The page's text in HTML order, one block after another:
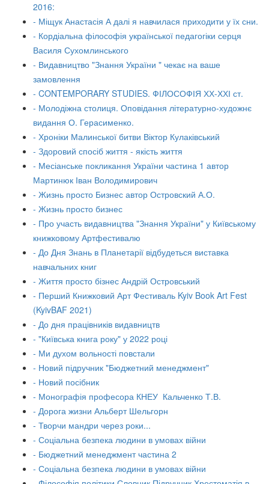
2016:
- Міщук Анастасія А далі я навчилася приходити у їх сни.
- Кордіальна філософія української педагогіки серця
Василя Сухомлинського
- Видавництво "Знання України " чекає на ваше
замовлення
- CONTEMPORARY STUDIES. ФІЛОСОФІЯ ХХ-ХХІ ст.
- Молодіжна столиця. Оповідання літературно-художнє
видання О. Герасименко.
- Хроніки Малинської битви Віктор Кулаківський
- Здоровий спосіб життя - якість життя
- Месіанське покликання України частина 1 автор
Мартинюк Іван Володимирович
- Жизнь просто Бизнес автор Островский А.О.
- Жизнь просто бизнес
- Про участь видавництва "Знання України" у Київському
книжковому Артфестивалю
- До Дня Знань в Планетарії відбудеться виставка
навчальних книг
- Життя просто бізнес Андрій Островський
- Перший Книжковий Арт Фестиваль Kyiv Book Art Fest
(KyivBAF 2021)
- До дня працівників видавництв
- "Київська книга року" у 2022 році
- Ми духом вольності повстали
- Новий підручник "Бюджетний менеджмент"
- Новий посібник
- Монографія професора КНЕУ Кальченко Т.В.
- Дорога жизни Альберт Шельгорн
- Творчи мандри через роки...
- Соціальна безпека людини в умовах війни
- Бюджетний менеджмент частина 2
- Соціальна безпека людини в умовах війни